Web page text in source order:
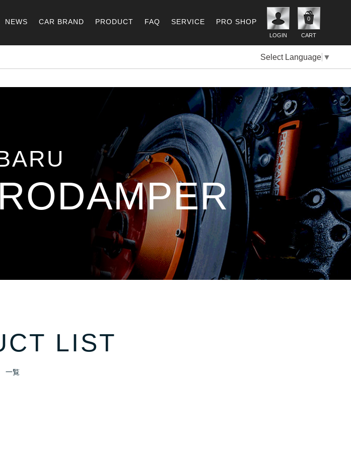
LOGIN
0
CART
NEWS CAR BRAND PRODUCT FAQ SERVICE PRO SHOP
Select Language ▼
LIST
一覧